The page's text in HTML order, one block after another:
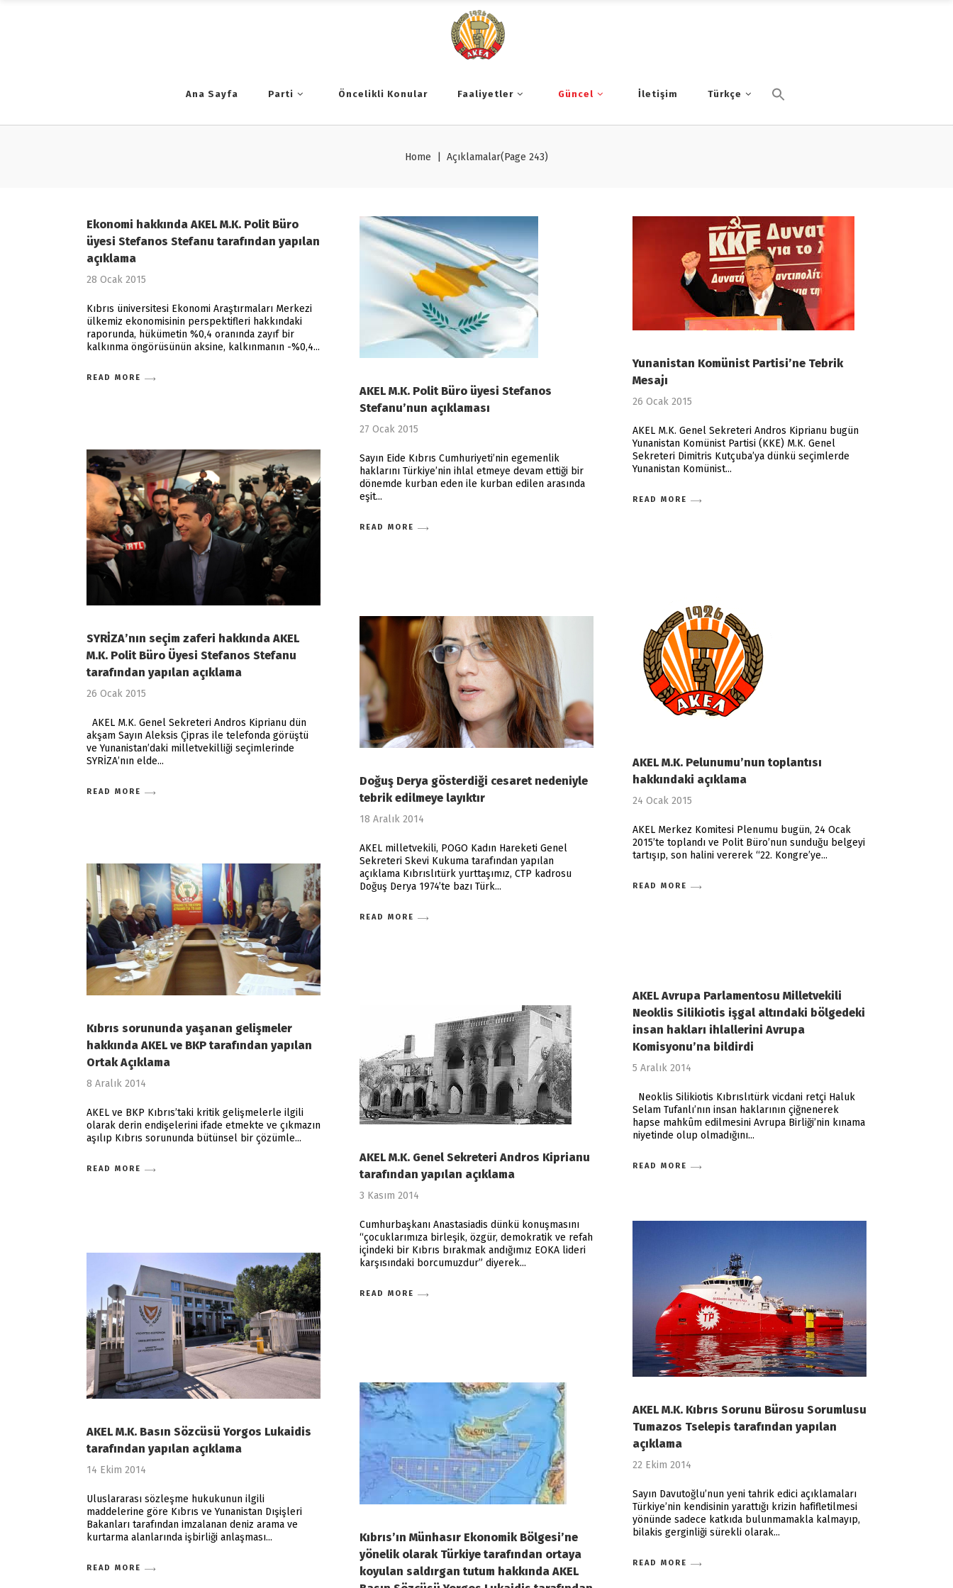
Ana Sayfa Parti Öncelikli Konular Faaliyetler Güncel İletişim Türkçe
Home Açıklamalar(Page 243)
Ekonomi hakkında AKEL M.K. Polit Büro
üyesi Stefanos Stefanu tarafından yapılan
açıklama
28 Ocak 2015
Kıbrıs üniversitesi Ekonomi Araştırmaları Merkezi
ülkemiz ekonomisinin perspektifleri hakkındaki
raporunda, hükümetin %0,4 oranında zayıf bir
kalkınma öngörüsünün aksine, kalkınmanın -%0,4
READ MORE
AKEL M.K. Polit Büro üyesi Stefanos
Stefanu’nun açıklaması
27 Ocak 2015
Sayın Eide Kıbrıs Cumhuriyeti’nin egemenlik
haklarını Türkiye’nin ihlal etmeye devam ettiği bir
dönemde kurban eden ile kurban edilen arasında
eşit
READ MORE
Yunanistan Komünist Partisi’ne Tebrik
Mesajı
26 Ocak 2015
AKEL M.K. Genel Sekreteri Andros Kiprianu bugün
Yunanistan Komünist Partisi (KKE) M.K. Genel
Sekreteri Dimitris Kutçuba’ya dünkü seçimlerde
Yunanistan Komünist
READ MORE
SYRİZA’nın seçim zaferi hakkında AKEL
M.K. Polit Büro Üyesi Stefanos Stefanu
tarafından yapılan açıklama
26 Ocak 2015
AKEL M.K. Genel Sekreteri Andros Kiprianu dün
akşam Sayın Aleksis Çipras ile telefonda görüştü
ve Yunanistan’daki milletvekilliği seçimlerinde
SYRİZA’nın elde
READ MORE
AKEL M.K. Pelunumu’nun toplantısı
hakkındaki açıklama
24 Ocak 2015
AKEL Merkez Komitesi Plenumu bugün, 24 Ocak
2015’te toplandı ve Polit Büro’nun sunduğu belgeyi
tartışıp, son halini vererek “22. Kongre’ye
READ MORE
Doğuş Derya gösterdiği cesaret nedeniyle
tebrik edilmeye layıktır
18 Aralık 2014
AKEL milletvekili, POGO Kadın Hareketi Genel
Sekreteri Skevi Kukuma tarafından yapılan
açıklama Kıbrıslıtürk yurttaşımız, CTP kadrosu
Doğuş Derya 1974’te bazı Türk
READ MORE
Kıbrıs sorununda yaşanan gelişmeler
hakkında ΑΚΕL ve BKP tarafından yapılan
Ortak Açıklama
8 Aralık 2014
AKEL ve BKP Kıbrıs’taki kritik gelişmelerle ilgili
olarak derin endişelerini ifade etmekte ve çıkmazın
aşılıp Kıbrıs sorununda bütünsel bir çözümle
READ MORE
AKEL Avrupa Parlamentosu Milletvekili
Neoklis Silikiotis işgal altındaki bölgedeki
insan hakları ihlallerini Avrupa
Komisyonu’na bildirdi
5 Aralık 2014
Neoklis Silikiotis Kıbrıslıtürk vicdani retçi Haluk
Selam Tufanlı’nın insan haklarının çiğnenerek
hapse mahkûm edilmesini Avrupa Birliği’nin kınama
niyetinde olup olmadığını
READ MORE
ΑΚΕL M.K. Genel Sekreteri Andros Kiprianu
tarafından yapılan açıklama
3 Kasım 2014
Cumhurbaşkanı Anastasiadis dünkü konuşmasını
“çocuklarımıza birleşik, özgür, demokratik ve refah
içindeki bir Kıbrıs bırakmak andığımız EOKA lideri
karşısındaki borcumuzdur” diyerek
READ MORE
AKEL M.K. Kıbrıs Sorunu Bürosu Sorumlusu
Tumazos Tselepis tarafından yapılan
açıklama
22 Ekim 2014
Sayın Davutoğlu’nun yeni tahrik edici açıklamaları
Türkiye’nin kendisinin yarattığı krizin hafifletilmesi
yönünde sadece katkıda bulunmamakla kalmayıp,
bilakis gerginliği sürekli olarak
READ MORE
ΑΚΕL M.K. Basın Sözcüsü Yorgos Lukaidis
tarafından yapılan açıklama
14 Ekim 2014
Uluslararası sözleşme hukukunun ilgili
maddelerine göre Kıbrıs ve Yunanistan Dışişleri
Bakanları tarafından imzalanan deniz arama ve
kurtarma alanlarında işbirliği anlaşması
READ MORE
Kıbrıs’ın Münhasır Ekonomik Bölgesi’ne
yönelik olarak Türkiye tarafından ortaya
koyulan saldırgan tutum hakkında AKEL